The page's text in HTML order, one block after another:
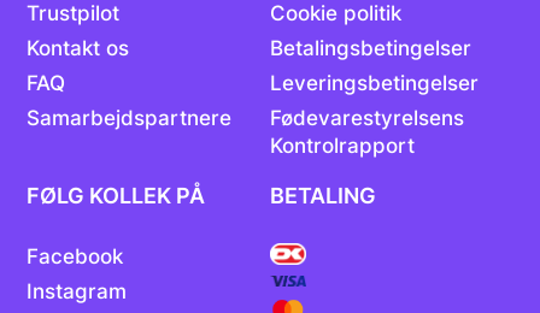
Trustpilot
Kontakt os
FAQ
Samarbejdspartnere
Cookie politik
Betalingsbetingelser
Leveringsbetingelser
Fødevarestyrelsens
Kontrolrapport
FØLG KOLLEK PÅ
Facebook
Instagram
BETALING